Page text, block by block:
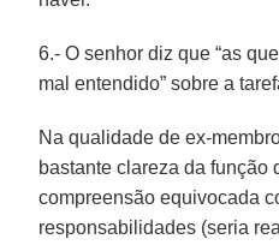
6.- O senhor diz que “as
mal entendido” sobre a
Na qualidade de ex-
bastante clareza da função
compreensão equivocada
responsabilidades (seria